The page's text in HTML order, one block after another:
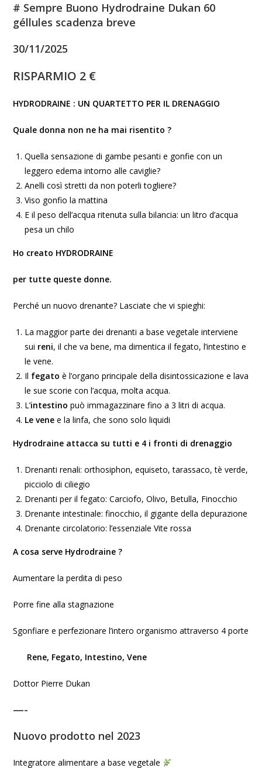
# Sempre Buono Hydrodraine Dukan 60
géllules scadenza breve
30/11/2025
RISPARMIO 2 €
HYDRODRAINE : UN QUARTETTO PER IL DRENAGGIO
Quale donna non ne ha mai risentito ?
Quella sensazione di gambe pesanti e gonfie con un
leggero edema intorno alle caviglie?
Anelli così stretti da non poterli togliere?
Viso gonfio la mattina
E il peso dell’acqua ritenuta sulla bilancia: un litro d’acqua
pesa un chilo
Ho creato HYDRODRAINE
per tutte queste donne.
Perché un nuovo drenante? Lasciate che vi spieghi:
La maggior parte dei drenanti a base vegetale interviene
sui reni, il che va bene, ma dimentica il fegato, l’intestino e
le vene.
Il fegato è l’organo principale della disintossicazione e lava
le sue scorie con l’acqua, molta acqua.
L’intestino può immagazzinare fino a 3 litri di acqua.
Le vene e la linfa, che sono solo liquidi
Hydrodraine attacca su tutti e 4 i fronti di drenaggio
Drenanti renali: orthosiphon, equiseto, tarassaco, tè verde,
picciolo di ciliegio
Drenanti per il fegato: Carciofo, Olivo, Betulla, Finocchio
Drenante intestinale: finocchio, il gigante della depurazione
Drenante circolatorio: l’essenziale Vite rossa
A cosa serve Hydrodraine ?
Aumentare la perdita di peso
Porre fine alla stagnazione
Sgonfiare e perfezionare l’intero organismo attraverso 4 porte
Rene, Fegato, Intestino, Vene
Dottor Pierre Dukan
—-
Nuovo prodotto nel 2023
Integratore alimentare a base vegetale